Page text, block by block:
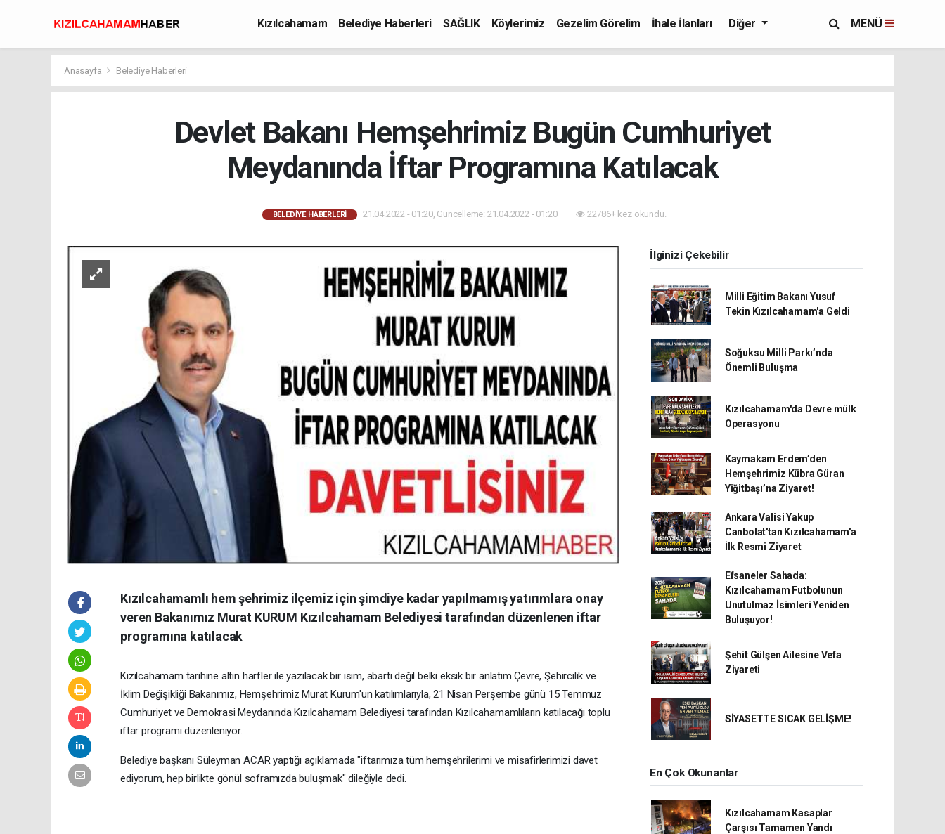
Kızılcahamam Belediye Haberleri SAĞLIK Köylerimiz Gezelim Görelim
İhale İlanları
Diğer MENÜ
Anasayfa Belediye Haberleri
Devlet Bakanı Hemşehrimiz Bugün Cumhuriyet
Meydanında İftar Programına Katılacak
BELEDIYE HABERLERI 21.04.2022 - 01:20, Güncelleme: 21.04.2022 - 01:20 22786+ kez okundu.
Kızılcahamamlı hem şehrimiz ilçemiz için şimdiye kadar yapılmamış yatırımlara onay
veren Bakanımız Murat KURUM Kızılcahamam Belediyesi tarafından düzenlenen iftar
programına katılacak
Kızılcahamam tarihine altın harfler ile yazılacak bir isim, abartı değil belki eksik bir anlatım Çevre, Şehircilik ve
İklim Değişikliği Bakanımız, Hemşehrimiz Murat Kurum'un katılımlarıyla, 21 Nisan Perşembe günü 15 Temmuz
Cumhuriyet ve Demokrasi Meydanında Kızılcahamam Belediyesi tarafından Kızılcahamamlıların katılacağı toplu
iftar programı düzenleniyor.
Belediye başkanı Süleyman ACAR yaptığı açıklamada "iftarımıza tüm hemşehrilerimi ve misafirlerimizi davet
ediyorum, hep birlikte gönül soframızda buluşmak" dileğiyle dedi.
İlginizi Çekebilir
Milli Eğitim Bakanı Yusuf
Tekin Kızılcahamam'a Geldi
Soğuksu Milli Parkı’nda
Önemli Buluşma
Kızılcahamam'da Devre mülk
Operasyonu
Kaymakam Erdem’den
Hemşehrimiz Kübra Güran
Yiğitbaşı’na Ziyaret!
Ankara Valisi Yakup
Canbolat'tan Kızılcahamam'a
İlk Resmi Ziyaret
Efsaneler Sahada:
Kızılcahamam Futbolunun
Unutulmaz İsimleri Yeniden
Buluşuyor!
Şehit Gülşen Ailesine Vefa
Ziyareti
SİYASETTE SICAK GELİŞME!
En Çok Okunanlar
Kızılcahamam Kasaplar
Çarşısı Tamamen Yandı